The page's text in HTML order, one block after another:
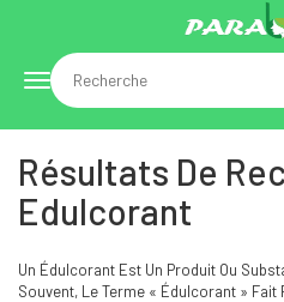
Toggle
navigation
Résultats De
Edulcorant
Un Édulcorant Est Un Produit Ou
Souvent, Le Terme « Édulcorant » Fait